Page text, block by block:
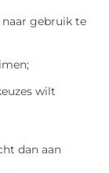
gebruik te
wilt
dan aan